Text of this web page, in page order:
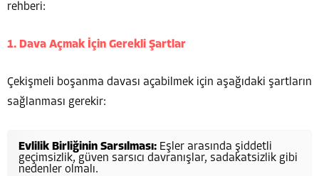
rehberi:
1. Dava Açmak İçin Gerekli Şartlar
Çekişmeli boşanma davası açabilmek için aşağıdaki şartların
sağlanması gerekir:
Evlilik Birliğinin Sarsılması: Eşler arasında şiddetli
geçimsizlik, güven sarsıcı davranışlar, sadakatsizlik gibi
nedenler olmalı.